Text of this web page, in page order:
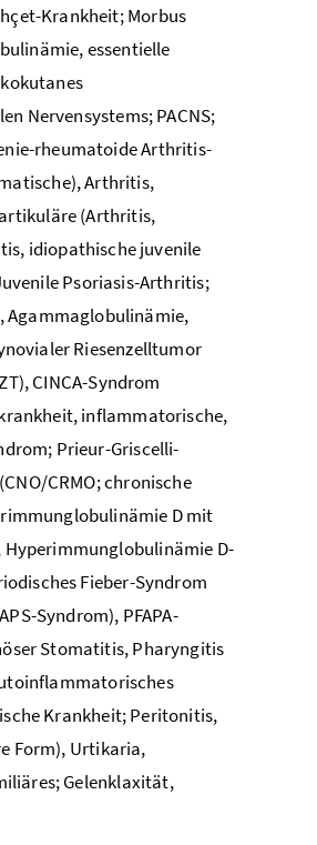
Krankheit; Morbus
essentielle
Nervensystems; PACNS;
rheumatoide Arthritis-
Arthritis,
(Arthritis,
idiopathische juvenile
Psoriasis-Arthritis;
Agammaglobulinämie,
Riesenzelltumor
CINCA-Syndrom
inflammatorische,
Prieur-Griscelli-
CRMO; chronische
D mit
Hyperimmunglobulinämie D-
Fieber-Syndrom
Syndrom), PFAPA-
Stomatitis, Pharyngitis
Krankheit; Peritonitis,
Form), Urtikaria,
Gelenklaxität,